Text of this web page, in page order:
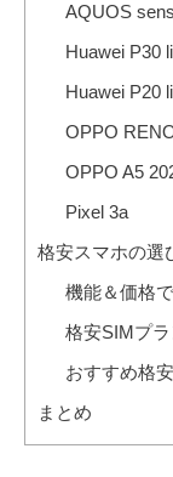
AQUOS
Huawei P30
Huawei P20
OPPO
OPPO A5
Pixel 3a
格安スマホの選
機能＆価格
格安SIMプ
おすすめ格
まとめ